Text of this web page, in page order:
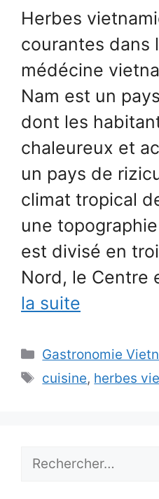
Herbes
courantes dans
médécine
Nam est un
dont les
chaleureux et
un pays de
climat tropical
une
est divisé en
Nord, le Centre
la suite
Catégories
Gastronomie
Étiquettes
cuisine, herbes
Rechercher :